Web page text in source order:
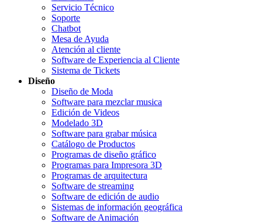
Servicio Técnico
Soporte
Chatbot
Mesa de Ayuda
Atención al cliente
Software de Experiencia al Cliente
Sistema de Tickets
Diseño
Diseño de Moda
Software para mezclar musica
Edición de Videos
Modelado 3D
Software para grabar música
Catálogo de Productos
Programas de diseño gráfico
Programas para Impresora 3D
Programas de arquitectura
Software de streaming
Software de edición de audio
Sistemas de información geográfica
Software de Animación